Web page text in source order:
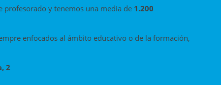
profesorado y tenemos una media de 1.200
enfocados al ámbito educativo o de la formación,
2